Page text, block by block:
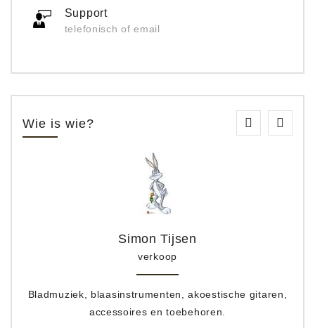
Support
telefonisch of email
Wie is wie?
Simon Tijsen
verkoop
Bladmuziek, blaasinstrumenten, akoestische gitaren,
accessoires en toebehoren.